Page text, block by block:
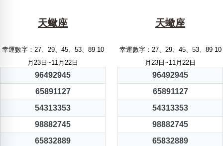
天蠍座
幸運數字：27、29、45、53、89 10
月23日~11月22日
96492945
65891127
54313353
98882745
65832889
天蠍座
幸運數字：27、29、45、53、89 10
月23日~11月22日
96492945
65891127
54313353
98882745
65832889